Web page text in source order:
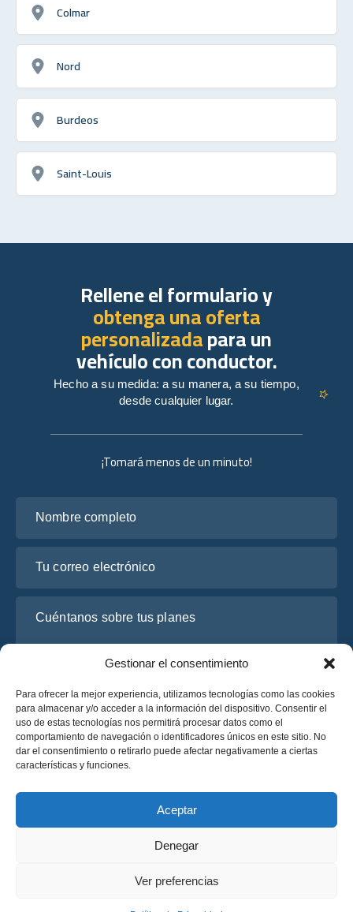
Gestionar el consentimiento
Para ofrecer la mejor experiencia, utilizamos tecnologías como las cookies
para almacenar y/o acceder a la información del dispositivo. Consentir el
uso de estas tecnologías nos permitirá procesar datos como el
comportamiento de navegación o identificadores únicos en este sitio. No
dar el consentimiento o retirarlo puede afectar negativamente a ciertas
características y funciones.
Aceptar
Denegar
Ver preferencias
Colmar
Nord
Burdeos
Saint-Louis
¡Tomará menos de un minuto!
He leído y acepto la
Solicite un presupuesto
Solicite un presupuesto
Rellene el formulario y
obtenga una oferta
personalizadapara un
vehículo con conductor.
Hecho a su medida: a su manera, a su tiempo,
desde cualquier lugar.